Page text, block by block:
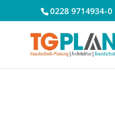
0228 9714934-0